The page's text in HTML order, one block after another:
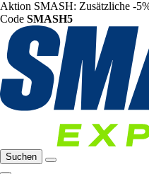
Aktion SMASH: Zusätzliche -
Code SMASH5
Suchen